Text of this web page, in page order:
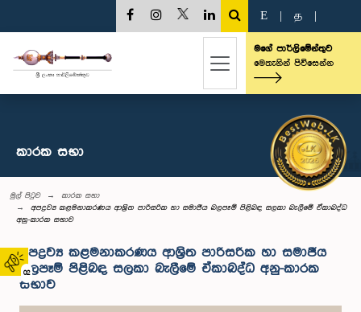
02
E த
මගේ පාර්ලිමේන්තුව
මෙතැනින් පිවිසෙන්න
කාරක සභා
මුල් පිටුව
කාරක සභා
අපද්‍රව්‍ය කළමනාකරණය ආශ්‍රිත පාරිසරික හා සමාජීය බලපෑම් පිළිබඳ සලකා බැලීමේ ඒකාබද්ධ
අනු-කාරක සභාව
අපද්‍රව්‍ය කළමනාකරණය ආශ්‍රිත පාරිසරික හා සමාජීය
බලපෑම් පිළිබඳ සලකා බැලීමේ ඒකාබද්ධ අනු-කාරක
සභාව